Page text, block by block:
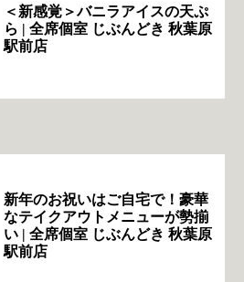
＜新感覚＞バニラアイスの天ぷ
ら | 全席個室 じぶんどき 秋葉原
駅前店
新年のお祝いはご自宅で！豪華
なテイクアウトメニューが勢揃
い | 全席個室 じぶんどき 秋葉原
駅前店